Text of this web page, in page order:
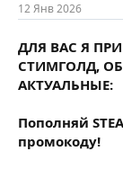
12 Янв 2026
ДЛЯ ВАС Я
СТИМГОЛД,
АКТУАЛЬНЫЕ:
Пополняй
промокоду!